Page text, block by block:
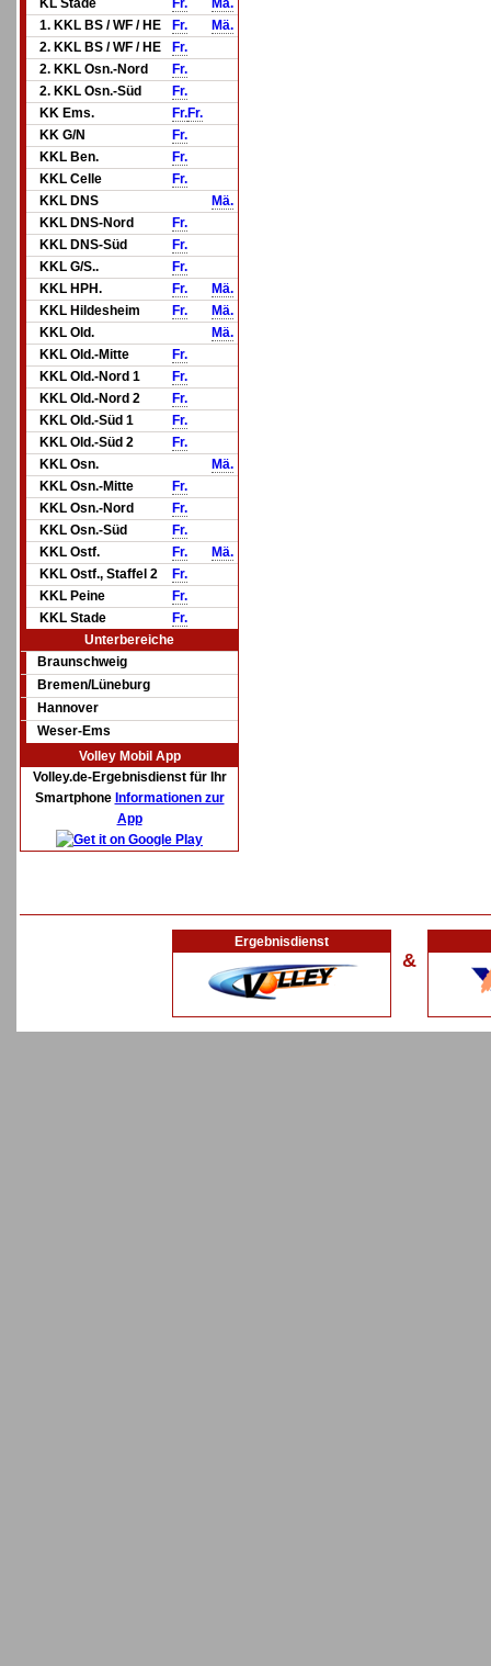
KL Stade Fr.
Mä.
1. KKL BS / WF / HE
Fr.
Mä.
2. KKL BS / WF / HE
Fr.
2. KKL Osn.-Nord
Fr.
2. KKL Osn.-Süd
Fr.
KK Ems.
Fr.Fr.
KK G/N
Fr.
KKL Ben.
Fr.
KKL Celle
Fr.
KKL DNS
Mä.
KKL DNS-Nord
Fr.
KKL DNS-Süd
Fr.
KKL G/S..
Fr.
KKL HPH.
Fr.
Mä.
KKL Hildesheim
Fr.
Mä.
KKL Old.
Mä.
KKL Old.-Mitte
Fr.
KKL Old.-Nord 1
Fr.
KKL Old.-Nord 2
Fr.
KKL Old.-Süd 1
Fr.
KKL Old.-Süd 2
Fr.
KKL Osn.
Mä.
KKL Osn.-Mitte
Fr.
KKL Osn.-Nord
Fr.
KKL Osn.-Süd
Fr.
KKL Ostf.
Fr.
Mä.
KKL Ostf., Staffel 2
Fr.
KKL Peine
Fr.
KKL Stade
Fr.
Unterbereiche
Braunschweig
Bremen/Lüneburg
Hannover
Weser-Ems
Volley Mobil App
Volley.de-Ergebnisdienst für Ihr
Smartphone Informationen zur
App
Ergebnisdienst
&